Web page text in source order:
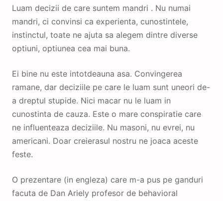
Luam decizii de care suntem mandri . Nu numai
mandri, ci convinsi ca experienta, cunostintele,
instinctul, toate ne ajuta sa alegem dintre diverse
optiuni, optiunea cea mai buna.
Ei bine nu este intotdeauna asa. Convingerea
ramane, dar deciziile pe care le luam sunt uneori de-
a dreptul stupide. Nici macar nu le luam in
cunostinta de cauza. Este o mare conspiratie care
ne influenteaza deciziile. Nu masoni, nu evrei, nu
americani. Doar creierasul nostru ne joaca aceste
feste.
O prezentare (in engleza) care m-a pus pe ganduri
facuta de Dan Ariely profesor de behavioral